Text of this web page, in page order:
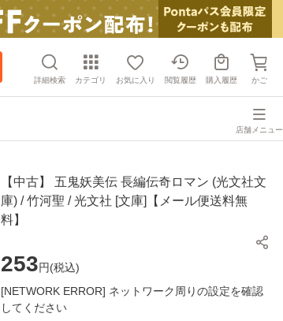
詳細検索 カテゴリ お気に入り 閲覧履歴 購入履歴 かご
店舗メニュー
【中古】 五鬼妖美伝 長編伝奇ロマン (光文社文
庫) / 竹河聖 / 光文社 [文庫]【メール便送料無
料】
253円(税込)
[NETWORK ERROR] ネットワーク周りの設定を確認
してください